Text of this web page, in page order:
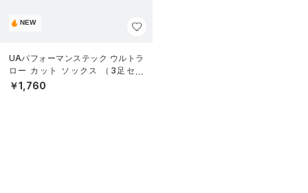
NEW
UAパフォーマンステック ウルトラ
ロー カット ソックス （3足セッ
ト）（トレーニング/UNISEX）
￥1,760